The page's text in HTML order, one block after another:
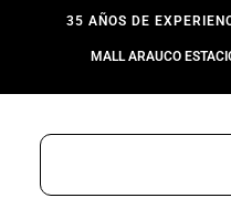
35 AÑOS DE
MALL ARAUCO